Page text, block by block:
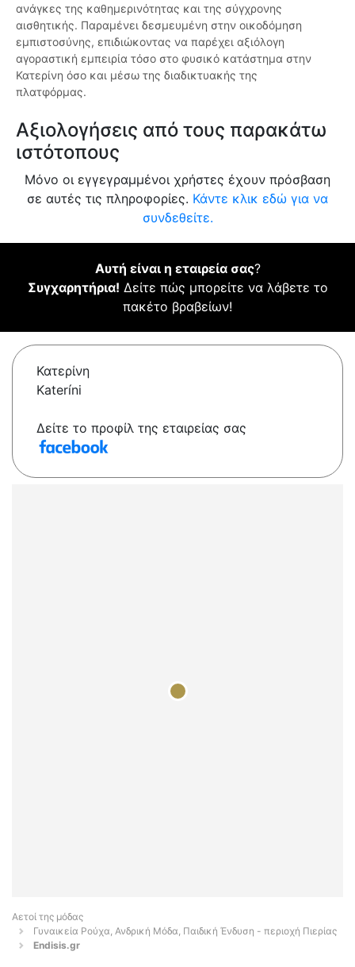
ανάγκες της καθημερινότητας και της σύγχρονης
αισθητικής. Παραμένει δεσμευμένη στην οικοδόμηση
εμπιστοσύνης, επιδιώκοντας να παρέχει αξιόλογη
αγοραστική εμπειρία τόσο στο φυσικό κατάστημα στην
Κατερίνη όσο και μέσω της διαδικτυακής της
πλατφόρμας.
Αξιολογήσεις από τους παρακάτω
ιστότοπους
Μόνο οι εγγεγραμμένοι χρήστες έχουν πρόσβαση
σε αυτές τις πληροφορίες. Κάντε κλικ εδώ για να
συνδεθείτε.
Αυτή είναι η εταιρεία σας?
Συγχαρητήρια! Δείτε πώς μπορείτε να λάβετε το
πακέτο βραβείων!
Κατερίνη
Kateríni
Δείτε το προφίλ της εταιρείας σας
Αετοί της μόδας
Γυναικεία Ρούχα, Ανδρική Μόδα, Παιδική Ένδυση - περιοχή Πιερίας
Endisis.gr